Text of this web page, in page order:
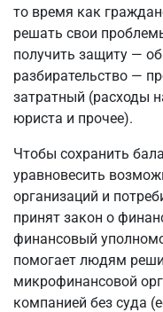
то время как
решать свои
получить защиту —
разбирательство —
затратный (расходы
юриста и прочее).
Чтобы сохранить
уравновесить
организаций и
принят закон о
финансовый
помогает людям
микрофинансовой
компанией без суда